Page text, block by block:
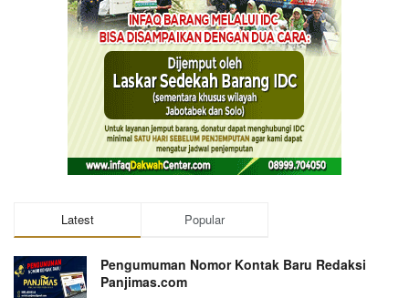
Latest Popular
Pengumuman Nomor Kontak Baru Redaksi
Panjimas.com